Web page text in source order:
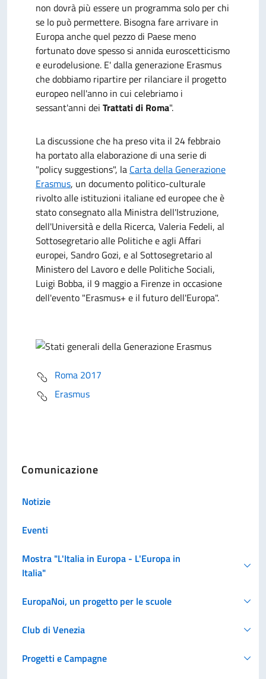
non dovrà più essere un programma solo per chi
se lo può permettere. Bisogna fare arrivare in
Europa anche quel pezzo di Paese meno
fortunato dove spesso si annida euroscetticismo
e eurodelusione. E' dalla generazione Erasmus
che dobbiamo ripartire per rilanciare il progetto
europeo nell'anno in cui celebriamo i
sessant'anni dei Trattati di Roma".
La discussione che ha preso vita il 24 febbraio
ha portato alla elaborazione di una serie di
"policy suggestions", la Carta della Generazione
Erasmus, un documento politico-culturale
rivolto alle istituzioni italiane ed europee che è
stato consegnato alla Ministra dell'Istruzione,
dell'Università e della Ricerca, Valeria Fedeli, al
Sottosegretario alle Politiche e agli Affari
europei, Sandro Gozi, e al Sottosegretario al
Ministero del Lavoro e delle Politiche Sociali,
Luigi Bobba, il 9 maggio a Firenze in occasione
dell'evento "Erasmus+ e il futuro dell'Europa".
Roma 2017
Erasmus
Comunicazione
Notizie
Eventi
Mostra "L'Italia in Europa - L'Europa in
Italia"
EuropaNoi, un progetto per le scuole
Club di Venezia
Progetti e Campagne